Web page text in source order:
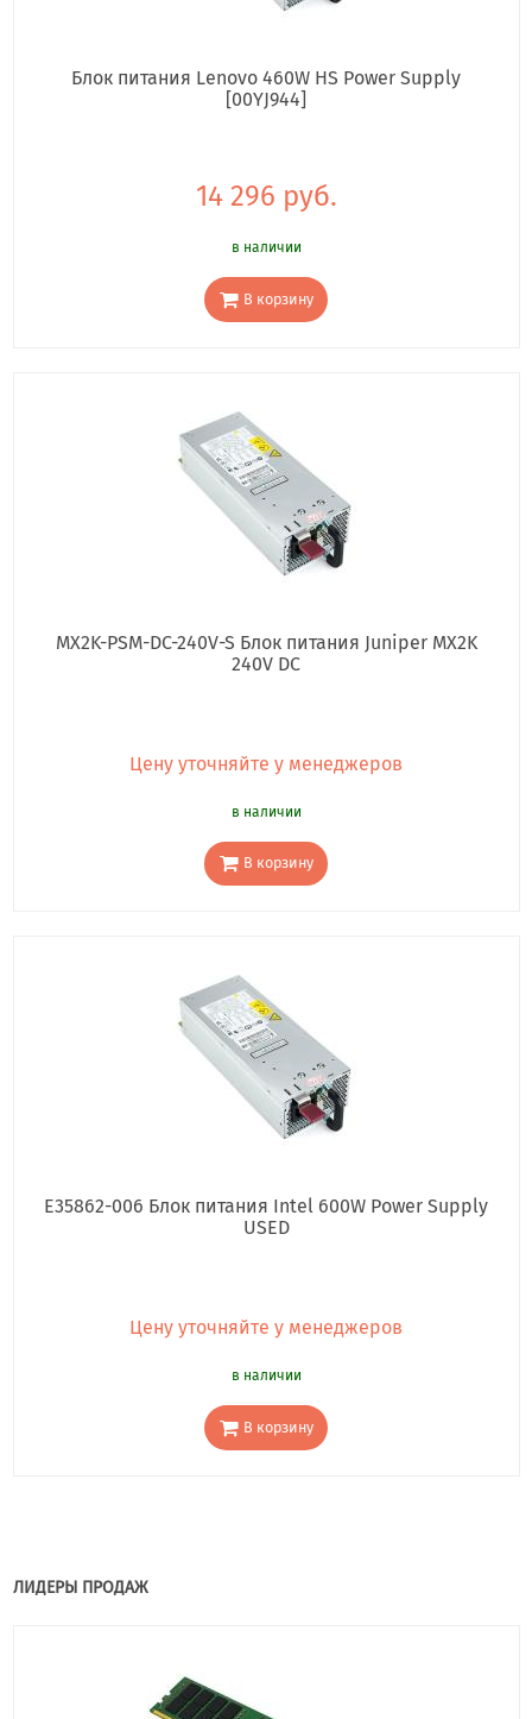
Блок питания Lenovo 460W HS Power Supply
[00YJ944]
14 296 руб.
в наличии
В корзину
MX2K-PSM-DC-240V-S Блок питания Juniper MX2K
240V DC
Цену уточняйте у менеджеров
в наличии
В корзину
E35862-006 Блок питания Intel 600W Power Supply
USED
Цену уточняйте у менеджеров
в наличии
В корзину
ЛИДЕРЫ ПРОДАЖ